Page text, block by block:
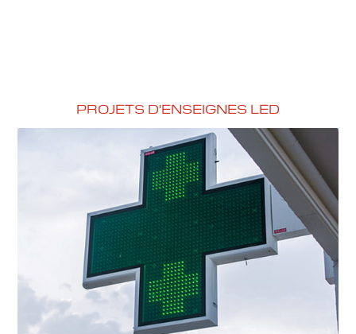
PROJETS D'ENSEIGNES LED